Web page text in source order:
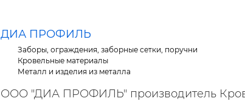
ДИА ПРОФИЛЬ
Заборы, ограждения, заборные сетки, поручни
Кровельные материалы
Металл и изделия из металла
ООО "ДИА ПРОФИЛЬ" производитель